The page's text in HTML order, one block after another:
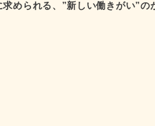
められる、”新しい働きがい”の